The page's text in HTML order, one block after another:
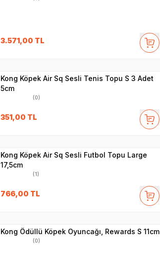
3.571,00 TL
Kong Köpek Air Sq Sesli Tenis Topu S 3 Adet
5cm
(0)
351,00 TL
Kong Köpek Air Sq Sesli Futbol Topu Large
17,5cm
(1)
766,00 TL
Kong Ödüllü Köpek Oyuncağı, Rewards S 11cm
(0)